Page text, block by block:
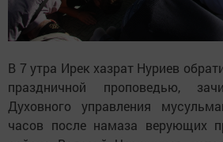
В 7 утра Ирек хазрат Нуриев
праздничной проповедью,
Духовного управления
часов после намаза верующих